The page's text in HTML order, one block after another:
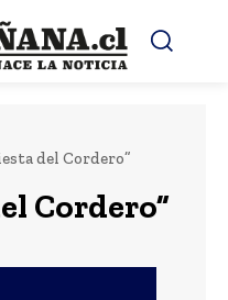
del Cordero”
Cordero”